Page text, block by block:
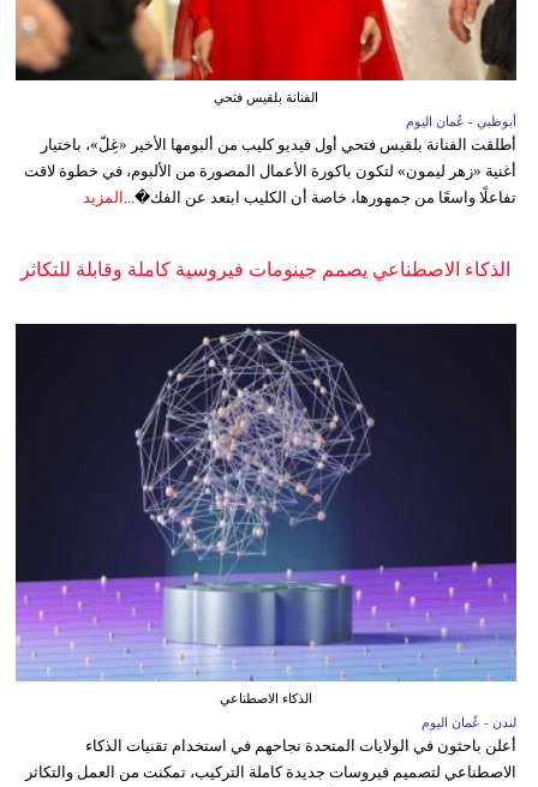
الفنانة بلقيس فتحي
أبوظبي - عُمان اليوم
أطلقت الفنانة بلقيس فتحي أول فيديو كليب من ألبومها الأخير «غِلّ»، باختيار
أغنية «زهر ليمون» لتكون باكورة الأعمال المصورة من الألبوم، في خطوة لاقت
تفاعلًا واسعًا من جمهورها، خاصة أن الكليب ابتعد عن الفك�...
المزيد
الذكاء الاصطناعي يصمم جينومات فيروسية كاملة وقابلة للتكاثر
الذكاء الاصطناعي
لندن - عُمان اليوم
أعلن باحثون في الولايات المتحدة نجاحهم في استخدام تقنيات الذكاء
الاصطناعي لتصميم فيروسات جديدة كاملة التركيب، تمكنت من العمل والتكاثر